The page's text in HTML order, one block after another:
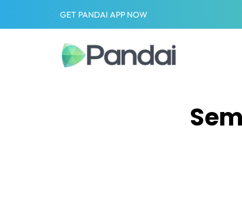
GET PANDAI APP NOW